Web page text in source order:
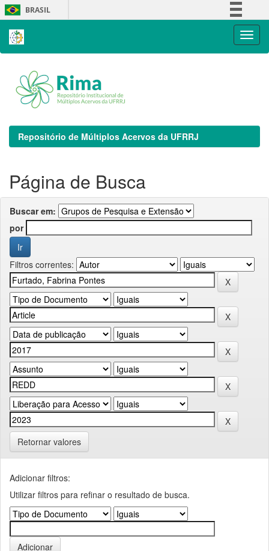
Skip
navigation
BRASIL
Repositório de Múltiplos Acervos da UFRRJ
Página de Busca
Buscar em:
por
Filtros correntes:
Retornar valores
Adicionar filtros:
Utilizar filtros para refinar o resultado de busca.